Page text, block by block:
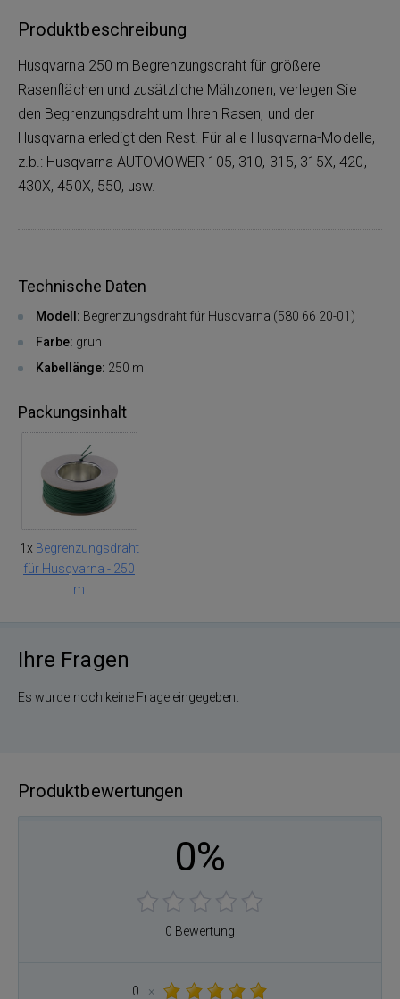
Produktbeschreibung
Husqvarna 250 m Begrenzungsdraht für größere
Rasenflächen und zusätzliche Mähzonen, verlegen Sie
den Begrenzungsdraht um Ihren Rasen, und der
Husqvarna erledigt den Rest. Für alle Husqvarna-Modelle,
z.b.: Husqvarna AUTOMOWER 105, 310, 315, 315X, 420,
430X, 450X, 550, usw.
Technische Daten
Modell: Begrenzungsdraht für Husqvarna (580 66 20-01)
Farbe: grün
Kabellänge: 250 m
Packungsinhalt
1x Begrenzungsdraht
für Husqvarna - 250
m
Ihre Fragen
Es wurde noch keine Frage eingegeben.
Produktbewertungen
0%
0 Bewertung
0
×